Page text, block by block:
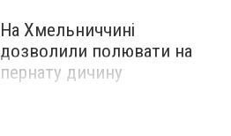
На Хмельниччині
дозволили полювати на
пернату дичину